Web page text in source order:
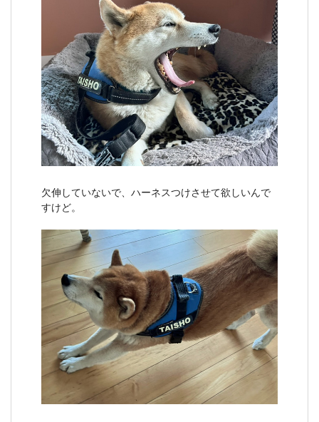
欠伸していないで、ハーネスつけさせて欲しいんで
すけど。